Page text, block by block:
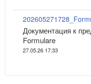
Документация к
Formulare
27.05.26 17:33